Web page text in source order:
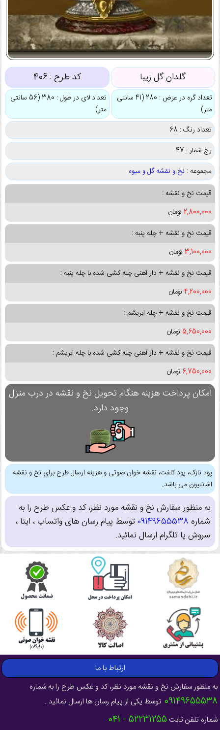
گلدان گل زیبا کد طرح : 406
تعداد گره در عرض : 280 (41 سانتی
متر)
تعداد لای در طول : 380 (56 سانتی
متر)
تعداد رنگ : 68
رج شمار : 47
مجموعه : نخ و نقشه گل و میوه
قیمت نخ و نقشه :
2,800,000 تومان
قیمت نخ و نقشه + چله پنبه :
3,100,000 تومان
قیمت نخ و نقشه + دار آهنی چله کشی شده با چله پنبه :
4,200,000 تومان
قیمت نخ و نقشه + چله ابریشم :
5,650,000 تومان
قیمت نخ و نقشه + دار آهنی چله کشی شده با چله ابریشم :
6,750,000 تومان
امکان پرداخت هزینه هنگام تحویل نخ و نقشه در درب منزل
وجود دارد.
پود نازک، پود کلفت، نقشه خوان صوتی و هزینه ارسال طرح برای نخ و نقشه
اشانتیون می باشد.
به منظور سفارش نخ و نقشه مورد نظر، کد و عکس طرح را به
شماره 09149655538توسط پیام رسان های واتساپ ، ایتا ،
سروش یا تلگرام ارسال نمائید.
ارتباط با ما
به منظور سفارش نخ و نقشه مورد نظر، کد و عکس طرح را به شماره
09149655538 توسط یکی از پیام رسان ها ارسال نمائید .
شماره تلفن ثابت 52231255 - 041